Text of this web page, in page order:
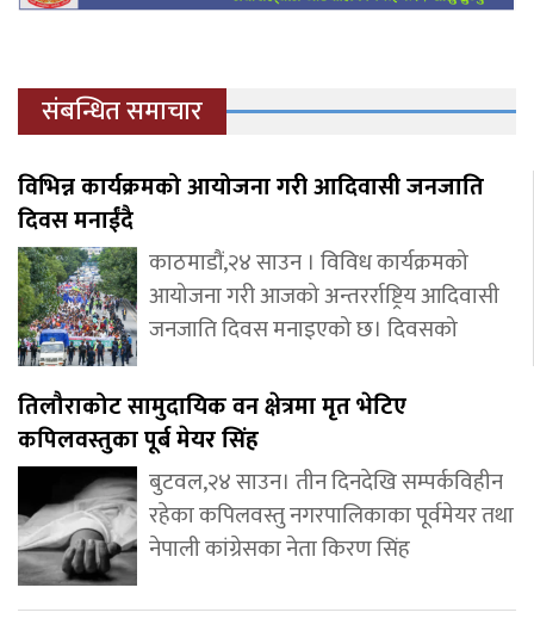
संबन्धित समाचार
विभिन्न कार्यक्रमको आयोजना गरी आदिवासी जनजाति
दिवस मनाईंदै
काठमाडौं,२४ साउन । विविध कार्यक्रमको
आयोजना गरी आजको अन्तरर्राष्ट्रिय आदिवासी
जनजाति दिवस मनाइएको छ। दिवसको
तिलौराकोट सामुदायिक वन क्षेत्रमा मृत भेटिए
कपिलवस्तुका पूर्ब मेयर सिंह
बुटवल,२४ साउन। तीन दिनदेखि सम्पर्कविहीन
रहेका कपिलवस्तु नगरपालिकाका पूर्वमेयर तथा
नेपाली कांग्रेसका नेता किरण सिंह